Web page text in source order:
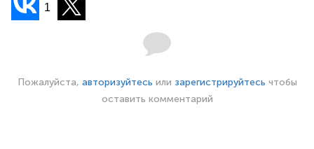
1
Пожалуйста, авторизуйтесь или зарегистрируйтесь чтобы
оставить комментарий